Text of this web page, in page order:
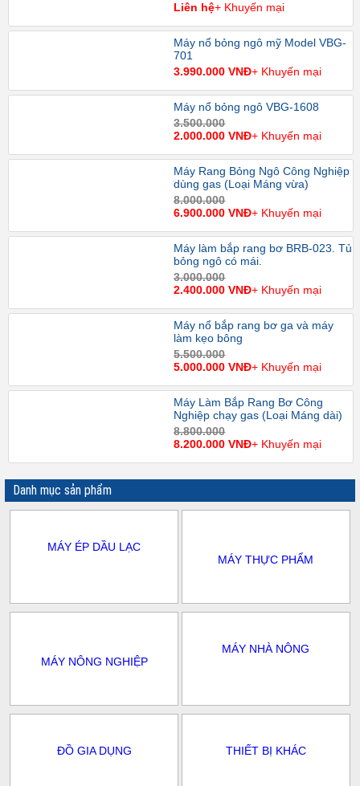
Liên hệ+ Khuyến mại
Máy nổ bỏng ngô mỹ Model VBG-
701
3.990.000 VNĐ+ Khuyến mại
Máy nổ bỏng ngô VBG-1608
3.500.000
2.000.000 VNĐ+ Khuyến mại
Máy Rang Bỏng Ngô Công Nghiệp
dùng gas (Loại Máng vừa)
8.000.000
6.900.000 VNĐ+ Khuyến mại
Máy làm bắp rang bơ BRB-023. Tủ
bỏng ngô có mái.
3.000.000
2.400.000 VNĐ+ Khuyến mại
Máy nổ bắp rang bơ ga và máy
làm kẹo bông
5.500.000
5.000.000 VNĐ+ Khuyến mại
Máy Làm Bắp Rang Bơ Công
Nghiệp chạy gas (Loại Máng dài)
8.800.000
8.200.000 VNĐ+ Khuyến mại
Danh mục sản phẩm
MÁY ÉP DẦU LẠC
MÁY THỰC PHẨM
MÁY NÔNG NGHIỆP
MÁY NHÀ NÔNG
ĐỒ GIA DỤNG THIẾT BỊ KHÁC